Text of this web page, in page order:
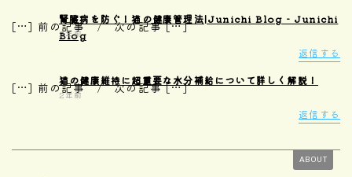
腎臓病を防ぐ！猫の健康管理法|Junichi Blog - Junichi
Blog
2年前
[…] 前の記事 / 次の記事 […]
返信する
猫の健康維持に超重要な水分補給について詳しく解説！
2年前
[…] 前の記事 / 次の記事 […]
返信する
ABOUT